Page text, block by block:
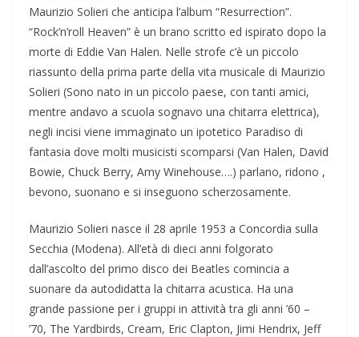
Maurizio Solieri che anticipa l’album “Resurrection”.
“Rock’n’roll Heaven” è un brano scritto ed ispirato dopo la
morte di Eddie Van Halen. Nelle strofe c’è un piccolo
riassunto della prima parte della vita musicale di Maurizio
Solieri (Sono nato in un piccolo paese, con tanti amici,
mentre andavo a scuola sognavo una chitarra elettrica),
negli incisi viene immaginato un ipotetico Paradiso di
fantasia dove molti musicisti scomparsi (Van Halen, David
Bowie, Chuck Berry, Amy Winehouse….) parlano, ridono ,
bevono, suonano e si inseguono scherzosamente.
Maurizio Solieri nasce il 28 aprile 1953 a Concordia sulla
Secchia (Modena). All’età di dieci anni folgorato
dall’ascolto del primo disco dei Beatles comincia a
suonare da autodidatta la chitarra acustica. Ha una
grande passione per i gruppi in attività tra gli anni ’60 –
’70, The Yardbirds, Cream, Eric Clapton, Jimi Hendrix, Jeff